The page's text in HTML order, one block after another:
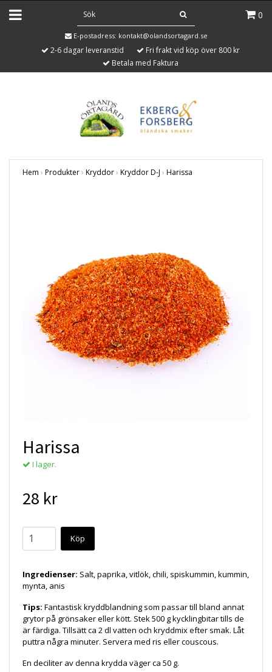
0
E-postadress: kontakt@olandsortagard.se
2-6 dagar leveranstid
Fri frakt vid köp över 800 kr
Betala med Faktura
Hem › Produkter› Kryddor› Kryddor D-J › Harissa
Harissa
I lager.
28 kr
Köp
Ingredienser: Salt, paprika, vitlök, chili, spiskummin, kummin,
mynta, anis
Tips: Fantastisk kryddblandning som passar till bland annat
grytor på grönsaker eller kött. Stek 500 g kycklingbitar tills de
är färdiga. Tillsätt ca 2 dl vatten och kryddmix efter smak. Låt
puttra några minuter. Servera med ris eller couscous.
En deciliter av denna krydda väger ca 50 g.